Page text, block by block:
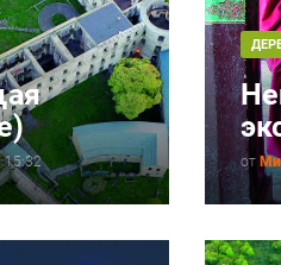
15:32 от